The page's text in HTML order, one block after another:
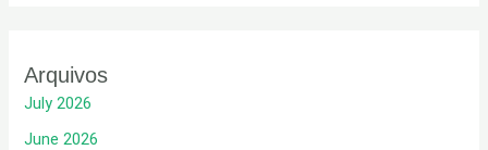
Arquivos
July 2026
June 2026